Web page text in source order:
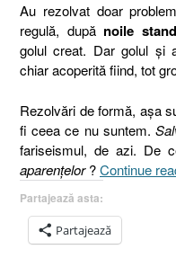
Au rezolvat doar
regulă, după noile
golul creat. Dar golul şi
chiar acoperită fiind, tot
Rezolvări de formă, aşa
fi ceea ce nu suntem.
fariseismul, de azi. De
aparenţelor?Continue
Partajează asta:
Partajează